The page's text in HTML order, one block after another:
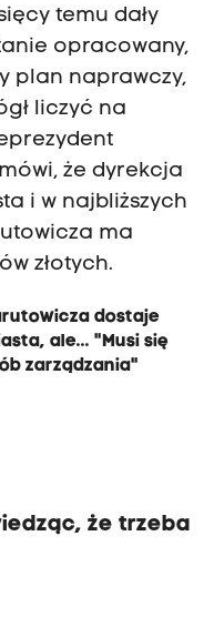
temu dały
opracowany,
plan naprawczy,
liczyć na
że dyrekcja
i w najbliższych
ma
złotych.
dostaje
ale... "Musi się
zarządzania"
że trzeba